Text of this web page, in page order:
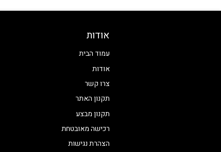
אודות
עמוד הבית
אודות
צרו קשר
תקנון האתר
תקנון מבצע
רכישה מאובטחת
הצהרת נגישות